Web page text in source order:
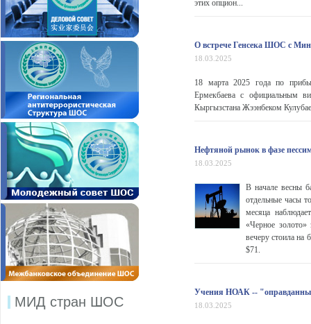
МИД стран ШОС
этих опцион...
О встрече Генсека ШОС с
18.03.2025
18 марта 2025 года по
Ермекбаева с официальным
Кыргызстана Жээнбеком
Нефтяной рынок в фазе
18.03.2025
В начале весны
отдельные часы
месяца
«Черное
вечеру стоила на
$71.
Учения НОАК --
18.03.2025